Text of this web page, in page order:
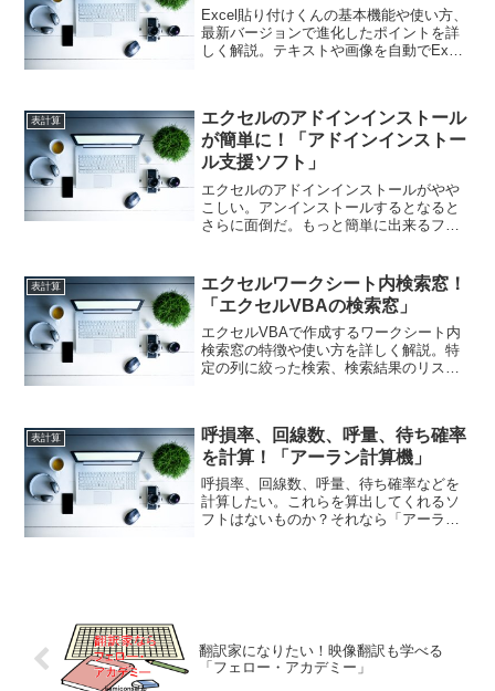
Excel貼り付けくんの基本機能や使い方、
最新バージョンで進化したポイントを詳
しく解説。テキストや画像を自動でExcel
って下さいね！
表計算
エクセルのアドインインストール
が簡単に！「アドインインストー
ル支援ソフト」
エクセルのアドインインストールがやや
こしい。アンインストールするとなると
さらに面倒だ。もっと簡単に出来るフリ
ルのアドインインストールやアンインス
トールが数クリックで出来ますよ！
表計算
エクセルワークシート内検索窓！
「エクセルVBAの検索窓」
エクセルVBAで作成するワークシート内
検索窓の特徴や使い方を詳しく解説。特
定の列に絞った検索、検索結果のリスト
を高めたい方に最適な内容です。
表計算
呼損率、回線数、呼量、待ち確率
を計算！「アーラン計算機」
呼損率、回線数、呼量、待ち確率などを
計算したい。これらを算出してくれるソ
フトはないものか？それなら「アーラン
翻訳家になりたい！映像翻訳も学べる
「フェロー・アカデミー」